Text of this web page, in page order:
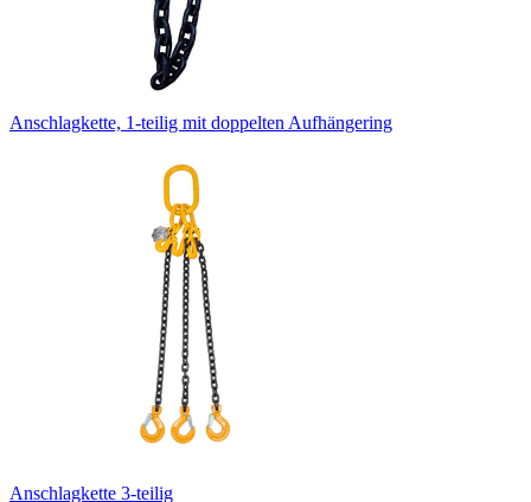
Anschlagkette, 1-teilig mit doppelten Aufhängering
Anschlagkette 3-teilig